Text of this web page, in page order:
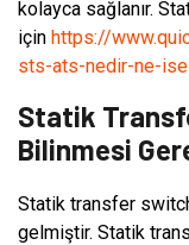
kolayca sağlanır.
için https://
sts-ats-nedir-ne-
Statik
Bilinmesi
Statik transfer
gelmiştir. Statik